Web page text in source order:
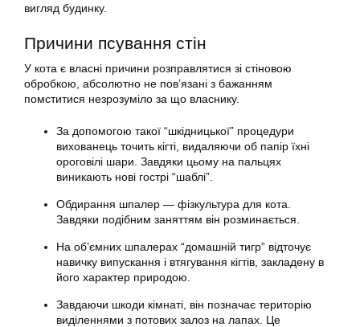
вигляд будинку.
Причини псування стін
У кота є власні причини розправлятися зі стіновою
обробкою, абсолютно не пов’язані з бажанням
помститися незрозуміло за що власнику.
За допомогою такої “шкідницької” процедури
вихованець точить кігті, видаляючи об папір їхні
ороговілі шари. Завдяки цьому на пальцях
виникають нові гострі “шаблі”.
Обдирання шпалер — фізкультура для кота
Завдяки подібним заняттям він розминається.
На об’ємних шпалерах “домашній тигр” відточує
навичку випускання і втягування кігтів, закладену в
його характер природою.
Завдаючи шкоди кімнаті, він позначає територію
виділеннями з потових залоз на лапах. Це